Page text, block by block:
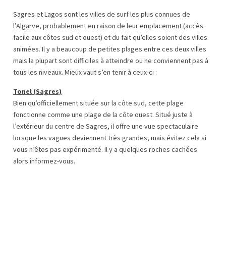
Sagres et Lagos sont les villes de surf les plus connues de
l’Algarve, probablement en raison de leur emplacement (accès
facile aux côtes sud et ouest) et du fait qu’elles soient des villes
animées. Il y a beaucoup de petites plages entre ces deux villes
mais la plupart sont difficiles à atteindre ou ne conviennent pas à
tous les niveaux. Mieux vaut s’en tenir à ceux-ci :
Tonel (Sagres)
Bien qu’officiellement située sur la côte sud, cette plage
fonctionne comme une plage de la côte ouest. Situé juste à
l’extérieur du centre de Sagres, il offre une vue spectaculaire
lorsque les vagues deviennent très grandes, mais évitez cela si
vous n’êtes pas expérimenté. Il y a quelques roches cachées
alors informez-vous.